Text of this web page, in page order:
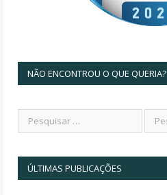
NÃO ENCONTROU O QUE QUERIA?
ÚLTIMAS PUBLICAÇÕES